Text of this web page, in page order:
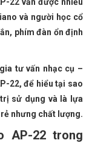
và người học cổ
phím đàn ổn định
tư vấn nhạc cụ –
22, để hiểu tại sao
sử dụng và là lựa
nhưng chất lượng.
AP-22 trong